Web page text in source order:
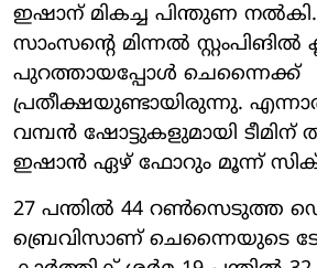
ഇഷാന് മികച്ച പിന്തുണ
സാംസന്റെ മിന്നല്‍ സ്റ്റംപിങില്‍
പുറത്തായപ്പോള്‍ ചെന്നൈക്ക്
പ്രതീക്ഷയുണ്ടായിരുന്നു.
വമ്പന്‍ ഷോട്ടുകളുമായി
ഇഷാന്‍ ഏഴ് ഫോറും മൂന്ന്
27 പന്തില്‍ 44 റണ്‍സെടുത്ത
ബ്രെവിസാണ് ചെന്നൈയുടെ